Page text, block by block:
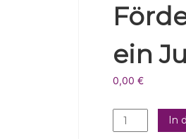
ein
0,00 €
Ticket
für
In